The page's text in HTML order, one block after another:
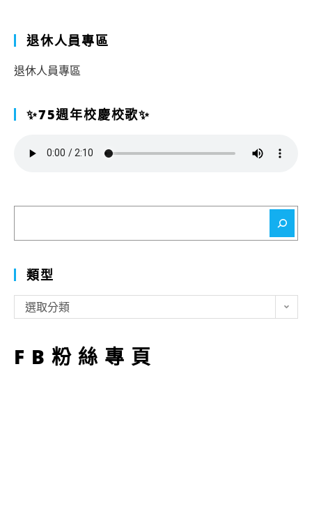
退休人員專區
退休人員專區
✨75週年校慶校歌✨
類型
型
選取分類
FB粉絲專頁